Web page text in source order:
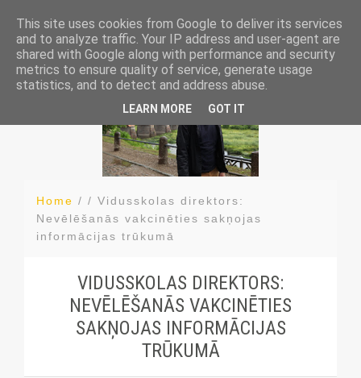
Home / / Vidusskolas direktors:
Nevēlēšanās vakcinēties sakņojas
informācijas trūkumā
VIDUSSKOLAS DIREKTORS:
NEVĒLĒŠANĀS VAKCINĒTIES
SAKŅOJAS INFORMĀCIJAS
TRŪKUMĀ
This site uses cookies from Google to deliver its services
and to analyze traffic. Your IP address and user-agent are
shared with Google along with performance and security
metrics to ensure quality of service, generate usage
statistics, and to detect and address abuse.
LEARN MORE GOT IT